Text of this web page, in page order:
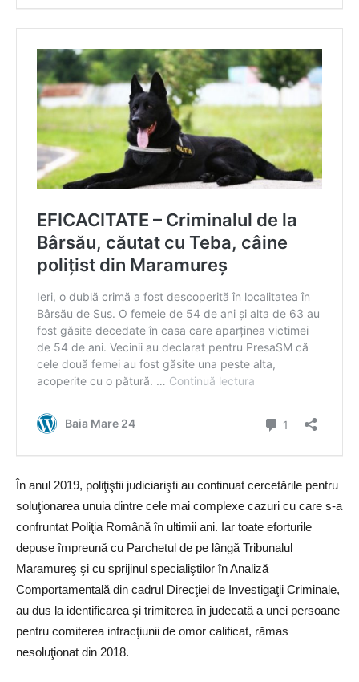
În anul 2019, poliţiştii judiciarişti au continuat cercetările pentru
soluţionarea unuia dintre cele mai complexe cazuri cu care s-a
confruntat Poliţia Română în ultimii ani. Iar toate eforturile
depuse împreună cu Parchetul de pe lângă Tribunalul
Maramureş şi cu sprijinul specialiştilor în Analiză
Comportamentală din cadrul Direcţiei de Investigaţii Criminale,
au dus la identificarea şi trimiterea în judecată a unei persoane
pentru comiterea infracţiunii de omor calificat, rămas
nesoluţionat din 2018.